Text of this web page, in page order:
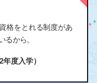
格をとれる制度があ
るから。
年度入学）